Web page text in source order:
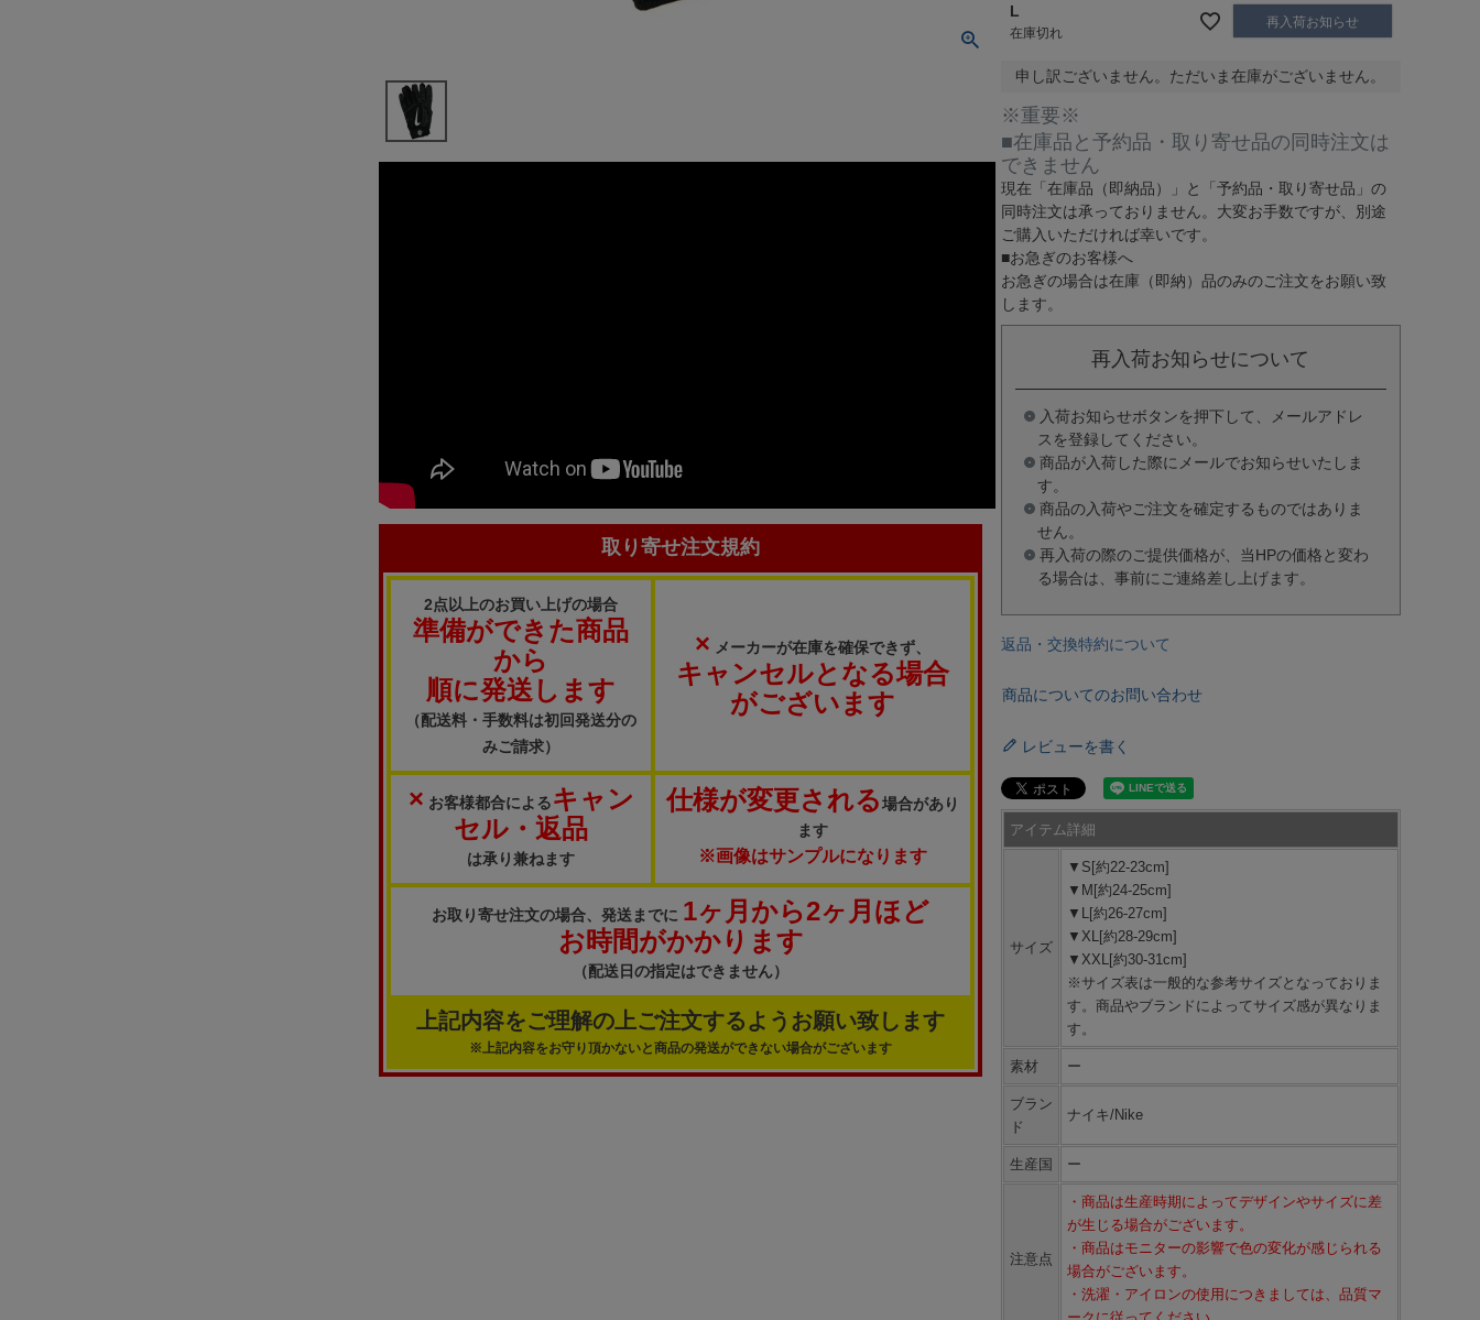
取り寄せ注文規約
2点以上のお買い上げの場合
準備ができた商品
から
順に発送します
（配送料・手数料は初回発送分の
みご請求）
× メーカーが在庫を確保できず、
キャンセルとなる場合
がございます
× お客様都合によるキャン
セル・返品
は承り兼ねます
仕様が変更される場合があり
ます
※画像はサンプルになります
お取り寄せ注文の場合、発送までに 1ヶ月から2ヶ月ほど
お時間がかかります
（配送日の指定はできません）
上記内容をご理解の上ご注文するようお願い致します
※上記内容をお守り頂かないと商品の発送ができない場合がございます
L
在庫切れ
再入荷お知らせ
申し訳ございません。ただいま在庫がございません。
※重要※
■在庫品と予約品・取り寄せ品の同時注文は
できません
現在 「在庫品（即納品）」 と 「予約品・取り寄せ品」 の
同時注文は承っておりません。大変お手数ですが、別途
ご購入いただければ幸いです。
■お急ぎのお客様へ
お急ぎの場合は在庫（即納）品のみのご注文をお願い致
します。
再入荷お知らせについて
入荷お知らせボタンを押下して、メールアドレ
スを登録してください。
商品が入荷した際にメールでお知らせいたしま
す。
商品の入荷やご注文を確定するものではありま
せん。
再入荷の際のご提供価格が、当HPの価格と変わ
る場合は、事前にご連絡差し上げます。
返品・交換特約について
商品についてのお問い合わせ
レビューを書く
アイテム詳細
サイズ
▼S[約22-23cm]
▼M[約24-25cm]
▼L[約26-27cm]
▼XL[約28-29cm]
▼XXL[約30-31cm]
※サイズ表は一般的な参考サイズとなっておりま
す。商品やブランドによってサイズ感が異なりま
す。
素材 ー
ブラン
ド
ナイキ/Nike
生産国 ー
注意点
・商品は生産時期によってデザインやサイズに差
が生じる場合がございます。
・商品はモニターの影響で色の変化が感じられる
場合がございます。
・洗濯・アイロンの使用につきましては、品質マ